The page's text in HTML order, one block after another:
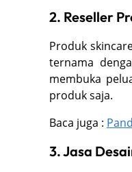
2. Reseller
Produk
ternama
membuka
produk saja.
Baca juga :
3. Jasa